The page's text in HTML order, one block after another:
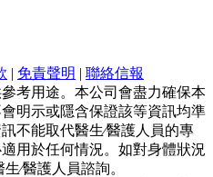
| 免責聲明 | 聯絡信報
考用途。本公司會盡力確保本
明示或隱含保證該等資訊均準
不能取代醫生∕醫護人員的專
用於任何情況。如對身體狀況
∕醫護人員諮詢。